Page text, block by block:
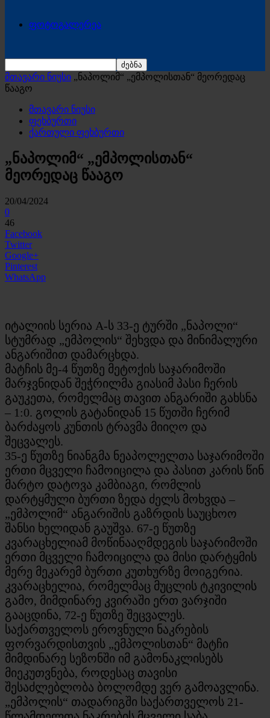
ფოტოგალერეა
მთავარი ნიუსი „ნაპოლიმ“ „ემპოლისთან“ მეორედაც
წააგო
მთავარი ნიუსი
ფეხბურთი
ქართული ფეხბურთი
„ნაპოლიმ“ „ემპოლისთან“
მეორედაც წააგო
20/04/2024
0
46
Facebook
Twitter
Google+
Pinterest
WhatsApp
იტალიის სერია A-ს 33-ე ტურში „ნაპოლი“
სტუმრად „ემპოლის“ შეხვდა და მინიმალური
ანგარიშით დამარცხდა.
მატჩის მე-4 წუთზე მეტოქის საჯარიმოში
მარჯვნიდან შეჭრილმა გიასიმ პასი ჩერის
გაუკეთა, რომელმაც თავით ანგარიში გახსნა
– 1:0. გოლის გატანიდან 15 წუთში ჩერიმ
ბარძაყოს კუნთის ტრავმა მიიღო და
შეცვალეს.
35-ე წუთზე ნიანგმა ნეაპოლელთა საჯარიმოში
ერთი მცველი ჩამოიცილა და პასით კარის წინ
მარტო დატოვა კამბიაგი, რომლის
დარტყმული ბურთი ზედა ძელს მოხვდა –
„ემპოლიმ“ ანგარიშის გაზრდის საუცხოო
შანსი ხელიდან გაუშვა. 67-ე წუთზე
კვარაცხელიამ მოწინააღმდეგის საჯარიმოში
ერთი მცველი ჩამოიცილა და მისი დარტყმის
მერე მეკარემ ბურთი კუთხურზე მოიგერია.
კვარაცხელია, რომელმაც მუცლის ტკივილის
გამო, მიმდინარე კვირაში ერთ ვარჯიში
გააცდინა, 72-ე წუთზე შეცვალეს.
საქართველოს ეროვნული ნაკრების
ფორვარდისთვის „ემპოლისთან“ მატჩი
მიმდინარე სეზონში იმ გამონაკლისებს
მიეკუთვნება, როდესაც თავისი
შესაძლებლობა ბოლომდე ვერ გამოავლინა.
„ემპოლის“ თადარიგში საქართველოს 21-